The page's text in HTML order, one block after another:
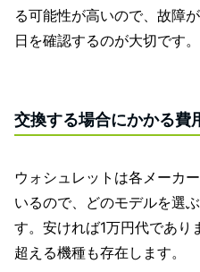
る可能性が高いので、故障
日を確認するのが大切です。
交換する場合にかかる費
ウォシュレットは各メーカ
いるので、どのモデルを選
す。安ければ1万円代であり
超える機種も存在します。